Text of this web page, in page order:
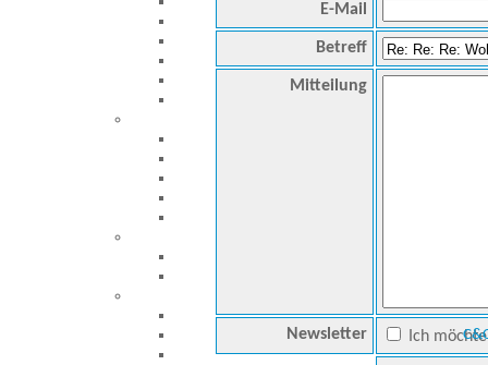
E-Mail
Betreff
Mitteilung
Newsletter Ich